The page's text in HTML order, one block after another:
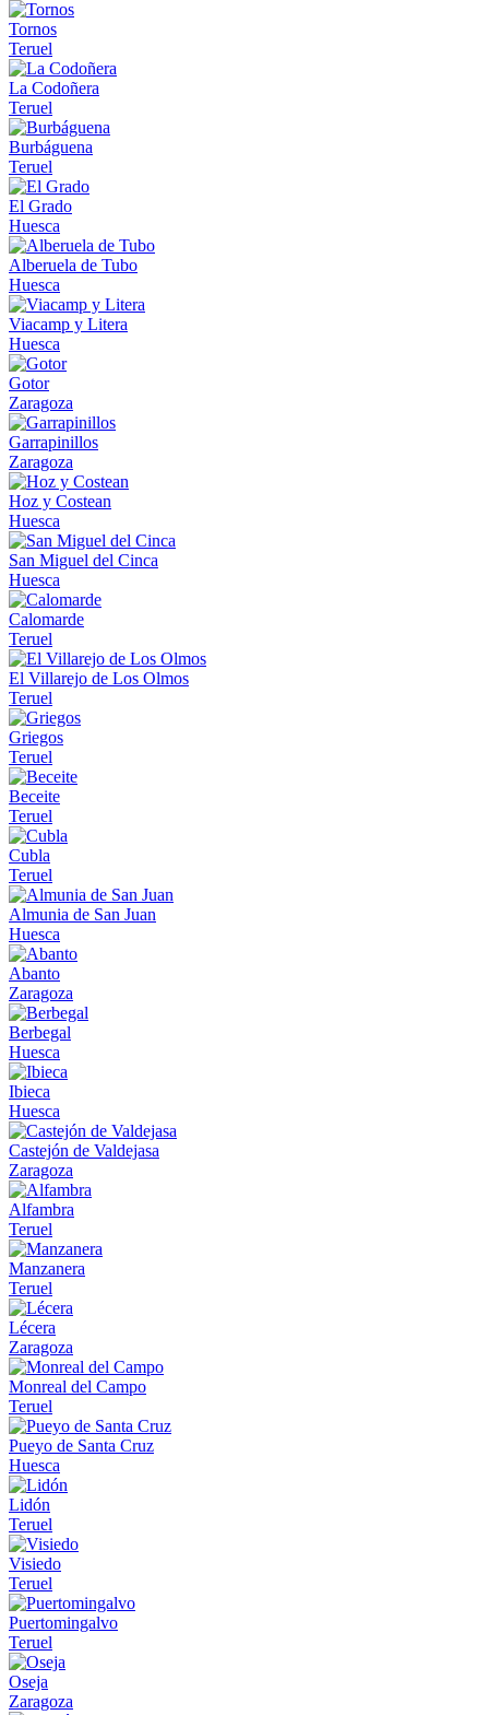
Tornos
Teruel
La Codoñera
Teruel
Burbáguena
Teruel
El Grado
Huesca
Alberuela de Tubo
Huesca
Viacamp y Litera
Huesca
Gotor
Zaragoza
Garrapinillos
Zaragoza
Hoz y Costean
Huesca
San Miguel del Cinca
Huesca
Calomarde
Teruel
El Villarejo de Los Olmos
Teruel
Griegos
Teruel
Beceite
Teruel
Cubla
Teruel
Almunia de San Juan
Huesca
Abanto
Zaragoza
Berbegal
Huesca
Ibieca
Huesca
Castejón de Valdejasa
Zaragoza
Alfambra
Teruel
Manzanera
Teruel
Lécera
Zaragoza
Monreal del Campo
Teruel
Pueyo de Santa Cruz
Huesca
Lidón
Teruel
Visiedo
Teruel
Puertomingalvo
Teruel
Oseja
Zaragoza